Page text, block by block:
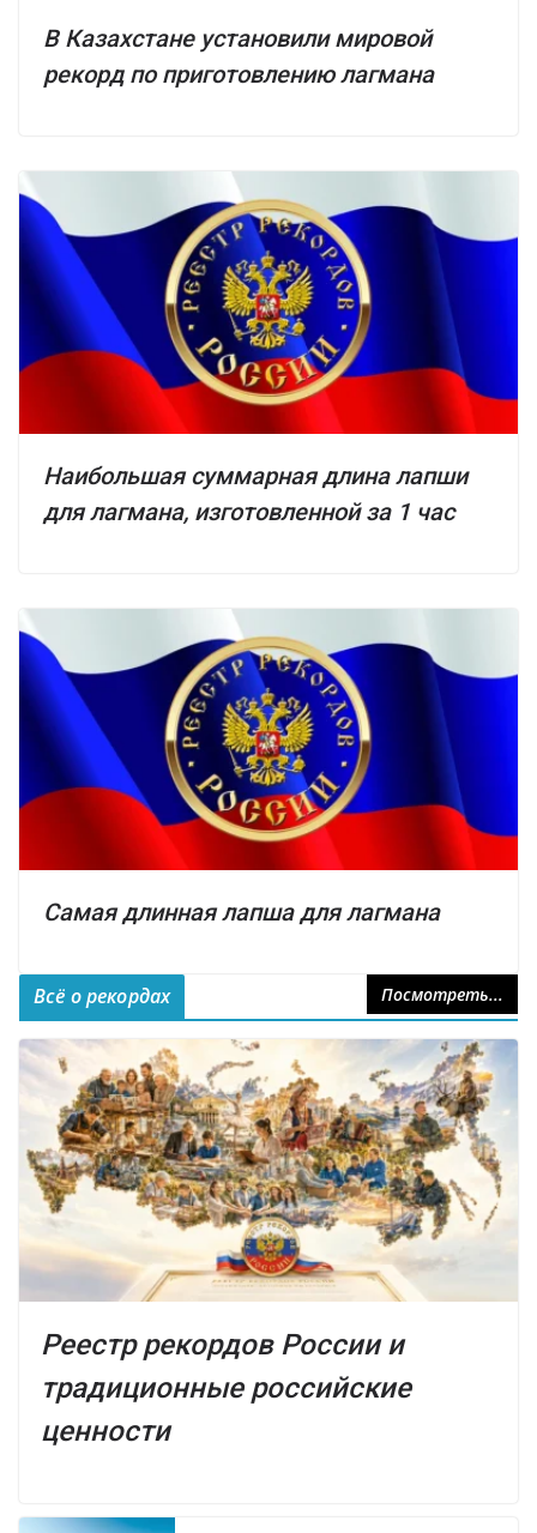
В Казахстане установили мировой
рекорд по приготовлению лагмана
Наибольшая суммарная длина лапши
для лагмана, изготовленной за 1 час
Самая длинная лапша для лагмана
Всё о рекордах Посмотреть...
Реестр рекордов России и
традиционные российские
ценности